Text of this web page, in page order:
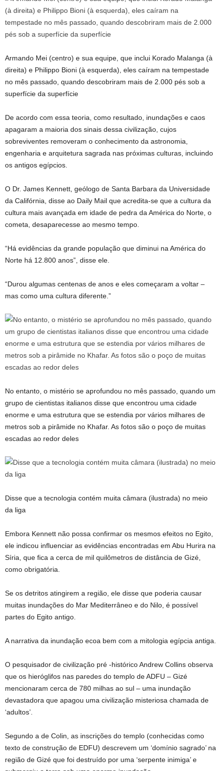
Armando Mei (centro) e sua equipe, que inclui Korado Malanga (à
direita) e Philippo Bioni (à esquerda), eles caíram na tempestade
no mês passado, quando descobriram mais de 2.000 pés sob a
superfície da superfície
De acordo com essa teoria, como resultado, inundações e caos
apagaram a maioria dos sinais dessa civilização, cujos
sobreviventes removeram o conhecimento da astronomia,
engenharia e arquitetura sagrada nas próximas culturas, incluindo
os antigos egípcios.
O Dr. James Kennett, geólogo de Santa Barbara da Universidade
da Califórnia, disse ao Daily Mail que acredita-se que a cultura da
cultura mais avançada em idade de pedra da América do Norte, o
cometa, desaparecesse ao mesmo tempo.
“Há evidências da grande população que diminui na América do
Norte há 12.800 anos”, disse ele.
“Durou algumas centenas de anos e eles começaram a voltar –
mas como uma cultura diferente.”
No entanto, o mistério se aprofundou no mês passado, quando um
grupo de cientistas italianos disse que encontrou uma cidade
enorme e uma estrutura que se estendia por vários milhares de
metros sob a pirâmide no Khafar. As fotos são o poço de muitas
escadas ao redor deles
Disse que a tecnologia contém muita câmara (ilustrada) no meio
da liga
Embora Kennett não possa confirmar os mesmos efeitos no Egito,
ele indicou influenciar as evidências encontradas em Abu Hurira na
Síria, que fica a cerca de mil quilômetros de distância de Gizé,
como obrigatória.
Se os detritos atingirem a região, ele disse que poderia causar
muitas inundações do Mar Mediterrâneo e do Nilo, é possível
partes do Egito antigo.
A narrativa da inundação ecoa bem com a mitologia egípcia antiga.
O pesquisador de civilização pré -histórico Andrew Collins observa
que os hieróglifos nas paredes do templo de ADFU – Gizé
mencionaram cerca de 780 milhas ao sul – uma inundação
devastadora que apagou uma civilização misteriosa chamada de
‘adultos’.
Segundo a de Colin, as inscrições do templo (conhecidas como
texto de construção de EDFU) descrevem um ‘domínio sagrado’ na
região de Gizé que foi destruído por uma ‘serpente inimiga’ e